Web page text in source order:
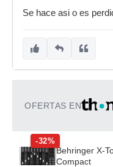
Se hace asi o es
OFERTAS EN
-32%
Behringer X-
Compact